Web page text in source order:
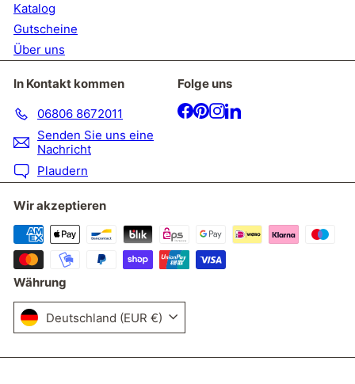
Katalog
Gutscheine
Über uns
In Kontakt kommen
06806 8672011
Senden Sie uns eine
Nachricht
Plaudern
Folge uns
Facebook
Pinterest
Instagram
LinkedIn
Wir akzeptieren
Währung
Deutschland (EUR €)